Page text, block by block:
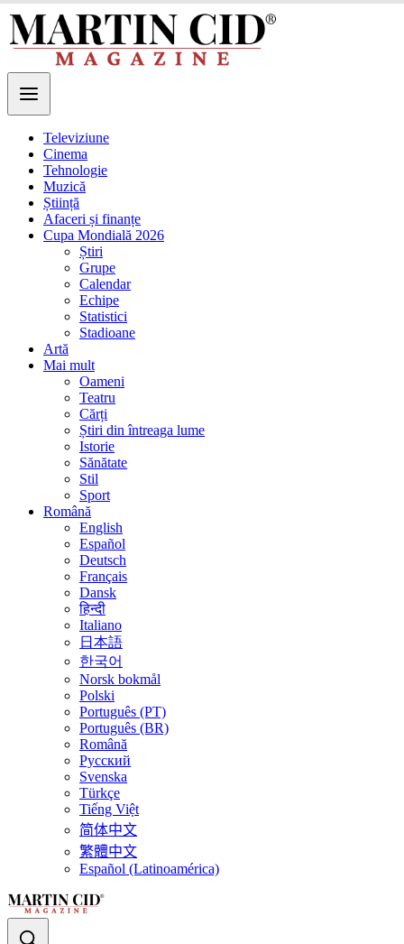
Televiziune
Cinema
Tehnologie
Muzică
Știință
Afaceri și finanțe
Cupa Mondială 2026
Știri
Grupe
Calendar
Echipe
Statistici
Stadioane
Artă
Mai mult
Oameni
Teatru
Cărți
Știri din întreaga lume
Istorie
Sănătate
Stil
Sport
Română
English
Español
Deutsch
Français
Dansk
हिन्दी
Italiano
日本語
한국어
Norsk bokmål
Polski
Português (PT)
Português (BR)
Română
Русский
Svenska
Türkçe
Tiếng Việt
简体中文
繁體中文
Español (Latinoamérica)